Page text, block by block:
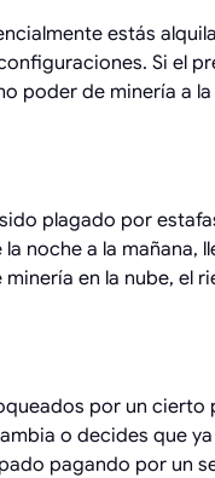
estás
Si el
poder de minería a
plagado por
noche a la mañana,
en la nube, el
por un
o decides que
pagando por un